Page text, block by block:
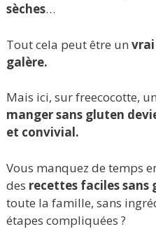
sèches…
Tout cela peut être un vrai
galère.
Mais ici, sur freecocotte,
manger sans gluten
et convivial.
Vous manquez de temps
des recettes faciles sans
toute la famille, sans
étapes compliquées ?